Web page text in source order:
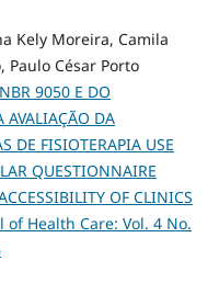
Kely Moreira, Camila
César Porto
9050 E DO
AVALIAÇÃO DA
DE FISIOTERAPIA USE
QUESTIONNAIRE
OF CLINICS
of Health Care: Vol. 4 No.